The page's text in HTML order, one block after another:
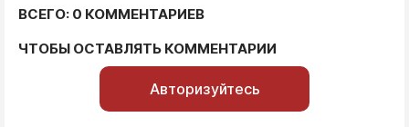
ВСЕГО: 0 КОММЕНТАРИЕВ
ЧТОБЫ ОСТАВЛЯТЬ КОММЕНТАРИИ
Авторизуйтесь